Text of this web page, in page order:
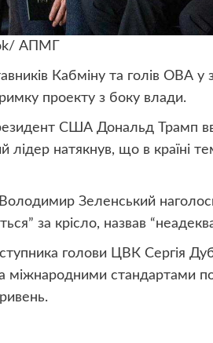
АПМГ
Кабміну та голів ОВА
проекту з боку влади.
США Дональд Трамп
лідер натякнув, що в країні
Зеленський
за крісло, назвав
голови ЦВК Сергія
міжнародними стандартами